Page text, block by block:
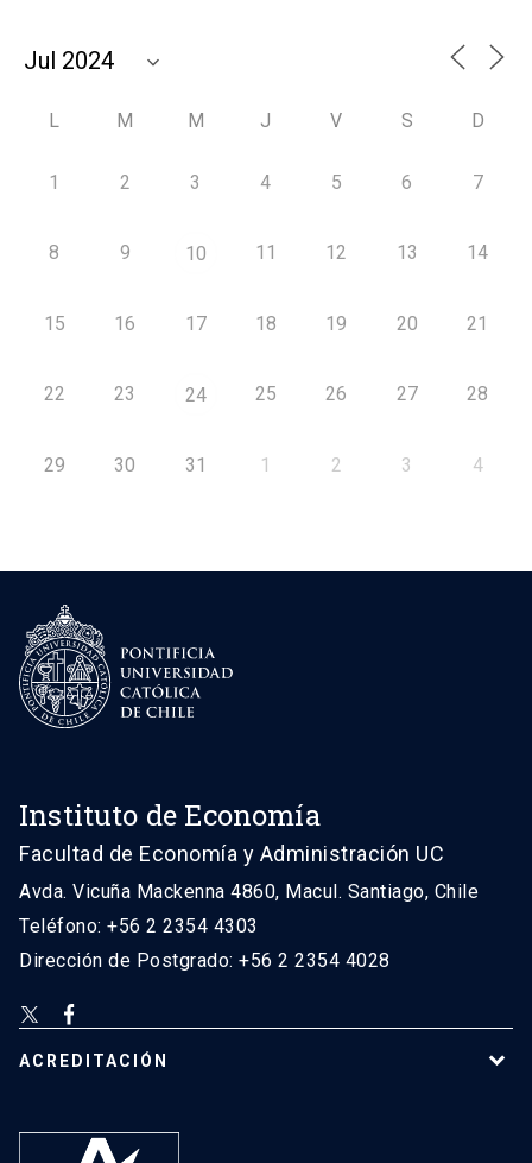
L M M J V S D
1 2 3 4 5 6 7
8 9 10 11 12 13 14
15 16 17 18 19 20 21
22 23 24 25 26 27 28
29 30 31 1 2 3 4
Instituto de Economía
Facultad de Economía y Administración UC
Avda. Vicuña Mackenna 4860, Macul. Santiago, Chile
Teléfono: +56 2 2354 4303
Dirección de Postgrado: +56 2 2354 4028
ACREDITACIÓN